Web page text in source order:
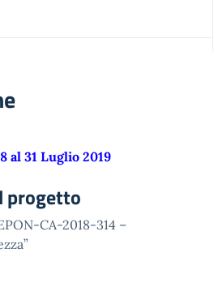
al 31 Luglio 2019
progetto
CA-2018-314 –